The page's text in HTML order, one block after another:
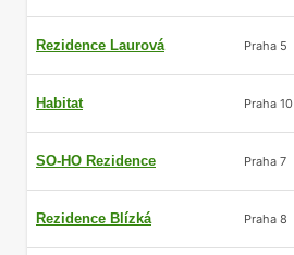
Rezidence Laurová Praha 5
Habitat Praha 10
SO-HO Rezidence Praha 7
Rezidence Blízká Praha 8